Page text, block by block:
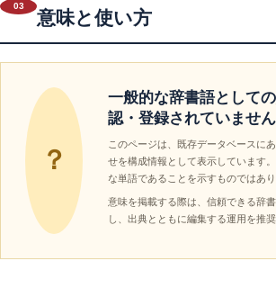
03
意味と使い方
？
一般的な辞書語として
認・登録されていません
このページは、既存データベースに
せを構成情報として表示しています
な単語であることを示すものではあり
意味を掲載する際は、信頼できる辞
し、出典とともに編集する運用を推奨